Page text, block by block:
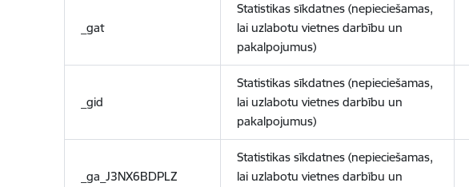
_gat
Statistikas sīkdatnes (nepieciešamas,
lai uzlabotu vietnes darbību un
pakalpojumus)
_gid
Statistikas sīkdatnes (nepieciešamas,
lai uzlabotu vietnes darbību un
pakalpojumus)
_ga_J3NX6BDPLZ
Statistikas sīkdatnes (nepieciešamas,
lai uzlabotu vietnes darbību un